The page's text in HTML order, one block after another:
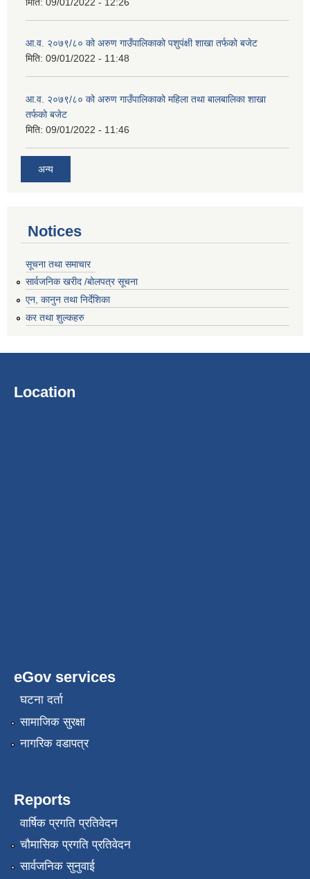
मिति: 09/01/2022 - 12:26
आ.व. २०७९/८० को अरुण गाउँपालिकाको पशुपंक्षी शाखा तर्फको बजेट
मिति: 09/01/2022 - 11:48
आ.व. २०७९/८० को अरुण गाउँपालिकाको महिला तथा बालबालिका शाखा
तर्फको बजेट
मिति: 09/01/2022 - 11:46
अन्य
Notices
सूचना तथा समाचार
सार्वजनिक खरीद /बोलपत्र सूचना
एन, कानुन तथा निर्देशिका
कर तथा शुल्कहरु
Location
eGov services
घटना दर्ता
सामाजिक सुरक्षा
नागरिक वडापत्र
Reports
वार्षिक प्रगति प्रतिवेदन
चौमासिक प्रगति प्रतिवेदन
सार्वजनिक सुनुवाई